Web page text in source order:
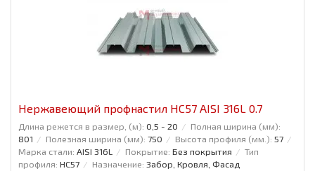
Нержавеющий профнастил НС57 AISI 316L 0.7
Длина режется в размер, (м): 0,5 - 20
Полная ширина (мм):
801
Полезная ширина (мм): 750 Высота профиля (мм.): 57
Марка стали: AISI 316L Покрытие: Без покрытия
Тип
профиля: НС57 Назначение: Забор, Кровля, Фасад